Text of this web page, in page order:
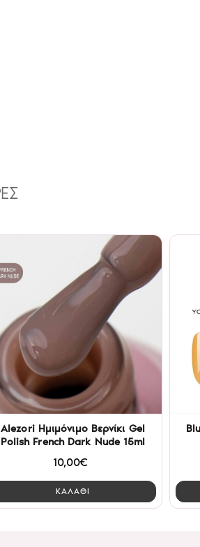
Alezori Ημιμόνιμο Βερνίκι Gel
Polish French Dark Nude 15ml
10,00€
ΚΑΛΑΘΙ